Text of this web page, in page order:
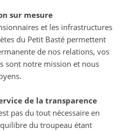
sur mesure
et les infrastructures
du Petit Basté permettent
de nos relations, vos
sont notre mission et nous
de la transparence
pas du tout nécessaire en
du troupeau étant